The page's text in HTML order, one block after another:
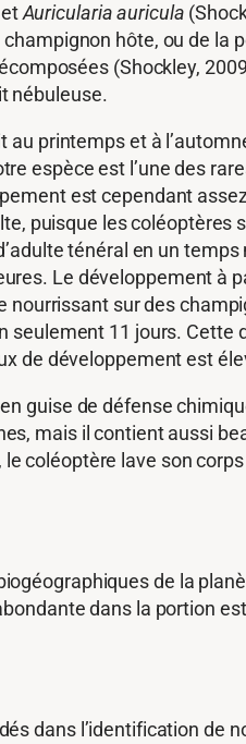
etAuricularia auricula
hôte, ou de la
(Shockley,
nébuleuse.
printemps et à
espèce est l’une des
est cependant
puisque les
ténéral en un
Le développement à
sur des
seulement 11 jours.
de développement est
guise de défense
mais il contient aussi
coléoptère lave son
de la
dans la portion
dans l’identification de